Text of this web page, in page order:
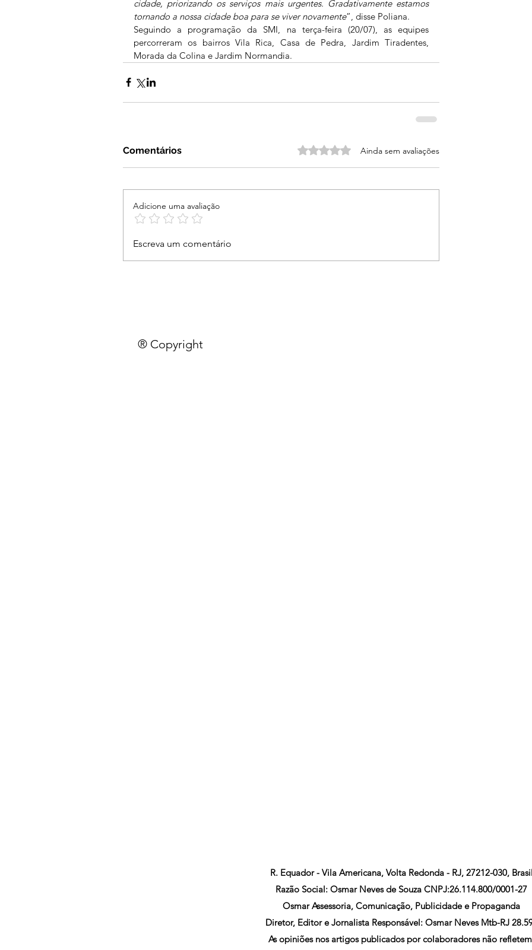
cidade, priorizando os serviços mais urgentes. Gradativamente estamos
tornando a nossa cidade boa para se viver novamente”, disse Poliana.
Seguindo a programação da SMI, na terça-feira (20/07), as equipes
percorreram os bairros Vila Rica, Casa de Pedra, Jardim Tiradentes,
Morada da Colina e Jardim Normandia.
Comentários Avaliado com 0 de 5 estrelas.
Ainda sem avaliações
Adicione uma avaliação
Escreva um comentário
® Copyright
R. Equador - Vila Americana, Volta Redonda - RJ, 27212-030, Brasil
Razão Social: Osmar Neves de Souza CNPJ:26.114.800/0001-27
Osmar Assessoria, Comunicação, Publicidade e Propaganda
Diretor, Editor e Jornalista Responsável: Osmar Neves Mtb-RJ
As opiniões nos artigos publicados por colaboradores não